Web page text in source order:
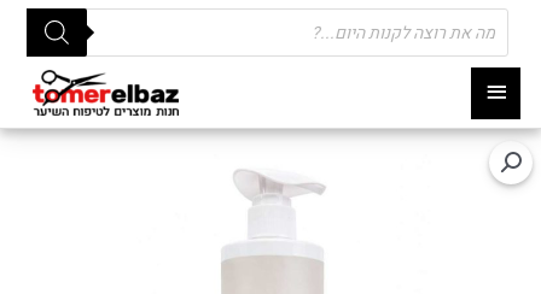
תפריט
ראשי
Products
search